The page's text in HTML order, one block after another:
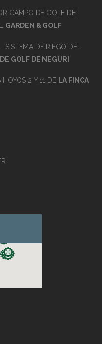
CAMPO DE GOLF DE
GARDEN & GOLF
SISTEMA DE RIEGO DEL
GOLF DE NEGURI
HOYOS 2 Y 11 DE LA FINCA